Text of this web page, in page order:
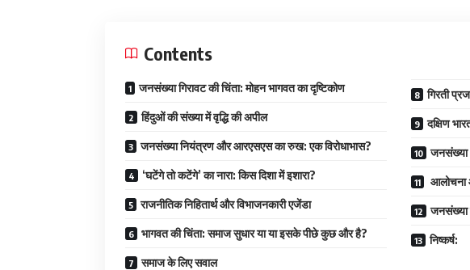
Contents
जनसंख्या गिरावट की चिंता: मोहन भागवत का दृष्टिकोण
हिंदुओं की संख्या में वृद्धि की अपील
जनसंख्या नियंत्रण और आरएसएस का रुख: एक विरोधाभास?
‘घटेंगे तो कटेंगे’ का नारा: किस दिशा में इशारा?
राजनीतिक निहितार्थ और विभाजनकारी एजेंडा
भागवत की चिंता: समाज सुधार या या इसके पीछे कुछ और है?
समाज के लिए सवाल
गिरती
दक्षिण
जनसंख्या
आलोचना
जनसंख्या
निष्कर्ष: